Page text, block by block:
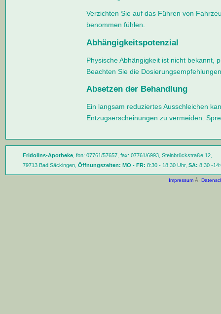
Verzichten Sie auf das Führen von
benommen fühlen.
Abhängigkeitspotenzial
Physische Abhängigkeit ist nicht bekannt,
Beachten Sie die
Absetzen der Behandlung
Ein langsam reduziertes Ausschleichen
Entzugserscheinungen zu vermeiden.
Fridolins-Apotheke, fon: 07761/57657, fax: 07761/6993, Steinbrückstraße 12,
79713 Bad Säckingen, Öffnungszeiten: MO - FR: 8:30 - 18:30 Uhr, SA: 8:30 -
Impressum Â·